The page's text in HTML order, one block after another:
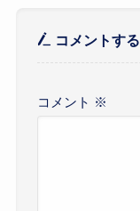
コメントする
コメント ※